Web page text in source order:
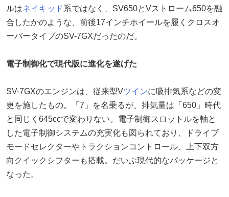
ルはネイキッド系ではなく、SV650とVストローム650を融
合したかのような、前後17インチホイールを履くクロスオ
ーバータイプのSV-7GXだったのだ。
電子制御化で現代版に進化を遂げた
SV-7GXのエンジンは、従来型Vツインに吸排気系などの変
更を施したもの。「7」を名乗るが、排気量は「650」時代
と同じく645ccで変わりない。電子制御スロットルを軸と
した電子制御システムの充実化も図られており、ドライブ
モードセレクターやトラクションコントロール、上下双方
向クイックシフターも搭載。だいぶ現代的なパッケージと
なった。